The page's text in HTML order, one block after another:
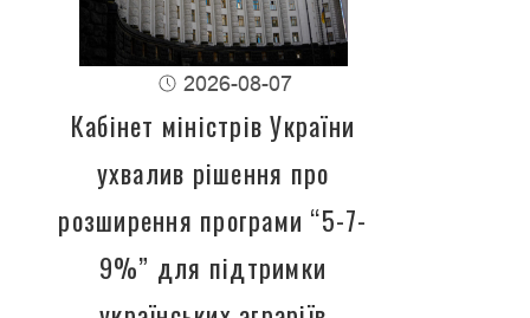
2026-08-07
Кабінет міністрів України
ухвалив рішення про
розширення програми “5-7-
9%” для підтримки